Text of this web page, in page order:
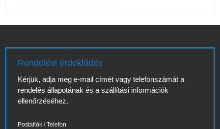
Rendelési érdeklődés
Kérjük, adja meg e-mail címét vagy telefonszámát a
rendelés állapotának és a szállítási információk
ellenőrzéséhez.
Postafiók / Telefon